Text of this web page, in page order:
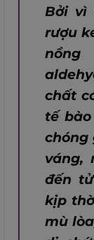
Bởi vì
rượu
chất
tế
chóng
váng,
đến
kịp
mù